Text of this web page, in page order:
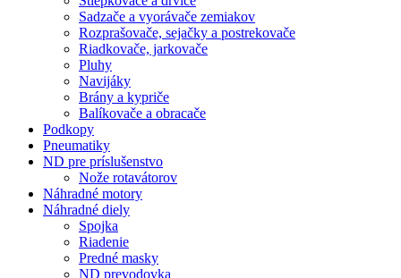
Sadzače a vyorávače zemiakov
Rozprašovače, sejačky a postrekovače
Riadkovače, jarkovače
Pluhy
Navijáky
Brány a kypriče
Balíkovače a obracače
Podkopy
Pneumatiky
ND pre príslušenstvo
Nože rotavátorov
Náhradné motory
Náhradné diely
Spojka
Riadenie
Predné masky
ND prevodovka